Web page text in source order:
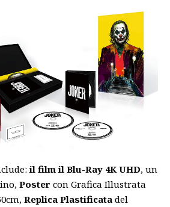
il film il Blu-Ray 4K UHD, un
Poster con Grafica Illustrata
Replica Plastificata del